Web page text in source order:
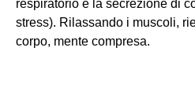
respiratorio e la secrezione di
stress). Rilassando i muscoli,
corpo, mente compresa.